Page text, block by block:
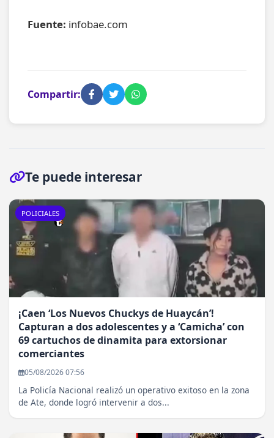
Fuente: infobae.com
Compartir:
Te puede interesar
POLICIALES
¡Caen ‘Los Nuevos Chuckys de Huaycán’!
Capturan a dos adolescentes y a ‘Camicha’ con
69 cartuchos de dinamita para extorsionar
comerciantes
05/08/2026 07:56
La Policía Nacional realizó un operativo exitoso en la zona
de Ate, donde logró intervenir a dos...